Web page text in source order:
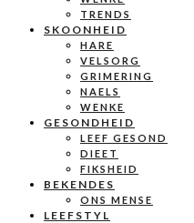
TRENDS
SKOONHEID
HARE
VELSORG
GRIMERING
NAELS
WENKE
GESONDHEID
LEEF GESOND
DIEET
FIKSHEID
BEKENDES
ONS MENSE
LEEFSTYL